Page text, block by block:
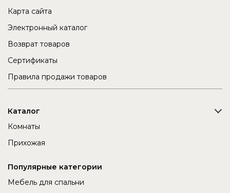
Карта сайта
Электронный каталог
Возврат товаров
Сертификаты
Правила продажи товаров
Каталог
Комнаты
Прихожая
Популярные категории
Мебель для спальни